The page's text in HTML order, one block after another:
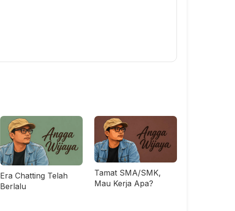
Era Chatting Telah
Berlalu
Tamat SMA/SMK,
Mau Kerja Apa?